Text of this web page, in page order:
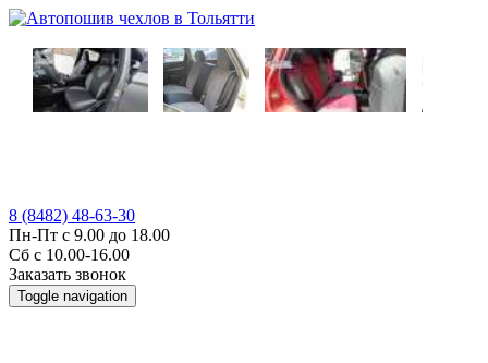
8 (8482) 48-63-30
Пн-Пт с 9.00 до 18.00
Сб с 10.00-16.00
Заказать звонок
Toggle navigation